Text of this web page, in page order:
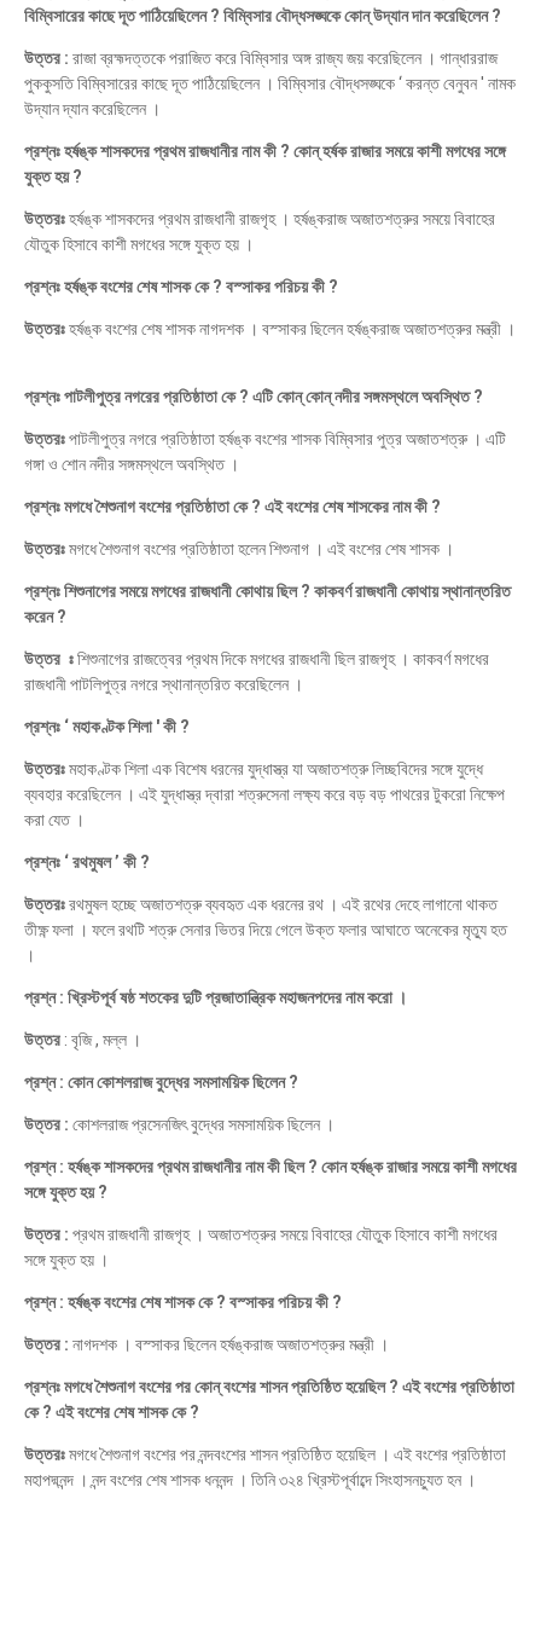
বিম্বিসারের কাছে দূত পাঠিয়েছিলেন ? বিম্বিসার বৌদ্ধসঙ্ঘকে কোন্ উদ্যান দান করেছিলেন ?
উত্তর : রাজা ব্রহ্মদত্তকে পরাজিত করে বিম্বিসার অঙ্গ রাজ্য জয় করেছিলেন । গান্ধাররাজ
পুককুসতি বিম্বিসারের কাছে দূত পাঠিয়েছিলেন । বিম্বিসার বৌদ্ধসঙ্ঘকে ‘ করন্ত বেনুবন ' নামক
উদ্যান দ্যান করেছিলেন ।
প্রশ্নঃ হর্ষঙ্ক শাসকদের প্রথম রাজধানীর নাম কী ? কোন্ হর্ষক রাজার সময়ে কাশী মগধের সঙ্গে
যুক্ত হয় ?
উত্তরঃহর্ষঙ্ক শাসকদের প্রথম রাজধানী রাজগৃহ । হর্ষঙ্করাজ অজাতশত্রুর সময়ে বিবাহের
যৌতুক হিসাবে কাশী মগধের সঙ্গে যুক্ত হয় ।
প্রশ্নঃ হর্ষঙ্ক বংশের শেষ শাসক কে ? বস্সাকর পরিচয় কী ?
উত্তরঃহর্ষঙ্ক বংশের শেষ শাসক নাগদশক । বস্সাকর ছিলেন হর্ষঙ্করাজ অজাতশত্রুর মন্ত্রী ।
প্রশ্নঃ পাটলীপুত্র নগরের প্রতিষ্ঠাতা কে ? এটি কোন্ কোন্ নদীর সঙ্গমস্থলে অবস্থিত ?
উত্তরঃপাটলীপুত্র নগরে প্রতিষ্ঠাতা হর্ষঙ্ক বংশের শাসক বিম্বিসার পুত্র অজাতশত্রু । এটি
গঙ্গা ও শোন নদীর সঙ্গমস্থলে অবস্থিত ।
প্রশ্নঃ মগধে শৈশুনাগ বংশের প্রতিষ্ঠাতা কে ? এই বংশের শেষ শাসকের নাম কী ?
উত্তরঃমগধে শৈশুনাগ বংশের প্রতিষ্ঠাতা হলেন শিশুনাগ । এই বংশের শেষ শাসক ।
প্রশ্নঃ শিশুনাগের সময়ে মগধের রাজধানী কোথায় ছিল ? কাকবর্ণ রাজধানী কোথায় স্থানান্তরিত
করেন ?
উত্তর ঃশিশুনাগের রাজত্বের প্রথম দিকে মগধের রাজধানী ছিল রাজগৃহ । কাকবর্ণ মগধের
রাজধানী পাটলিপুত্র নগরে স্থানান্তরিত করেছিলেন ।
প্রশ্নঃ ‘ মহাকণ্টক শিলা ' কী ?
উত্তরঃমহাকণ্টক শিলা এক বিশেষ ধরনের যুদ্ধাস্ত্র যা অজাতশত্রু লিচ্ছবিদের সঙ্গে যুদ্ধে
ব্যবহার করেছিলেন । এই যুদ্ধাস্ত্র দ্বারা শত্রুসেনা লক্ষ্য করে বড় বড় পাথরের টুকরো নিক্ষেপ
করা যেত ।
প্রশ্নঃ ‘ রথমুষল ’ কী ?
উত্তরঃরথমুষল হচ্ছে অজাতশত্রু ব্যবহৃত এক ধরনের রথ । এই রথের দেহে লাগানো থাকত
তীক্ষ্ণ ফলা । ফলে রথটি শত্রু সেনার ভিতর দিয়ে গেলে উক্ত ফলার আঘাতে অনেকের মৃত্যু হত
।
প্রশ্ন : খ্রিস্টপূর্ব ষষ্ঠ শতকের দুটি প্রজাতান্ত্রিক মহাজনপদের নাম করো ।
উত্তর : বৃজি , মল্ল ।
প্রশ্ন : কোন কোশলরাজ বুদ্ধের সমসাময়িক ছিলেন ?
উত্তর : কোশলরাজ প্রসেনজিৎ বুদ্ধের সমসাময়িক ছিলেন ।
প্রশ্ন : হর্ষঙ্ক শাসকদের প্রথম রাজধানীর নাম কী ছিল ? কোন হর্ষঙ্ক রাজার সময়ে কাশী মগধের
সঙ্গে যুক্ত হয় ?
উত্তর : প্রথম রাজধানী রাজগৃহ । অজাতশত্রুর সময়ে বিবাহের যৌতুক হিসাবে কাশী মগধের
সঙ্গে যুক্ত হয় ।
প্রশ্ন : হর্ষঙ্ক বংশের শেষ শাসক কে ? বস্সাকর পরিচয় কী ?
উত্তর : নাগদশক । বস্সাকর ছিলেন হর্ষঙ্করাজ অজাতশত্রুর মন্ত্রী ।
প্রশ্নঃ মগধে শৈশুনাগ বংশের পর কোন্ বংশের শাসন প্রতিষ্ঠিত হয়েছিল ? এই বংশের প্রতিষ্ঠাতা
কে ? এই বংশের শেষ শাসক কে ?
উত্তরঃমগধে শৈশুনাগ বংশের পর নন্দবংশের শাসন প্রতিষ্ঠিত হয়েছিল । এই বংশের প্রতিষ্ঠাতা
মহাপদ্মনন্দ । নন্দ বংশের শেষ শাসক ধননন্দ । তিনি ৩২৪ খ্রিস্টপূর্বাব্দে সিংহাসনচ্যুত হন ।